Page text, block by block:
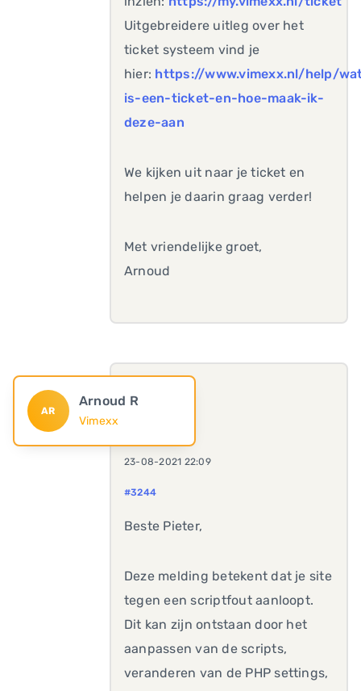
Uitgebreidere uitleg over het
ticket systeem vind je
hier: https://www.vimexx.nl/help/
is-een-ticket-en-hoe-maak-ik-
deze-aan
We kijken uit naar je ticket en
helpen je daarin graag verder!
Met vriendelijke groet,
Arnoud
AR
Arnoud R
Vimexx
23-08-2021 22:09
#3244
Beste Pieter,
Deze melding betekent dat je site
tegen een scriptfout aanloopt.
Dit kan zijn ontstaan door het
aanpassen van de scripts,
veranderen van de PHP settings,